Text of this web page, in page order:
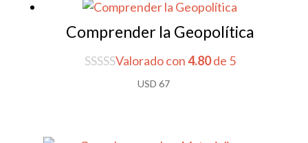
Comprender la Geopolítica
Valorado con4.80de 5
USD 67